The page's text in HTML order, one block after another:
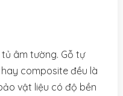
âm tường. Gỗ tự
composite đều là
vật liệu có độ bền